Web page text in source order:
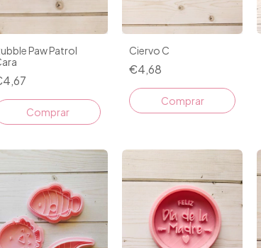
Paw Patrol
Comprar
Ciervo C
€4,68
Comprar